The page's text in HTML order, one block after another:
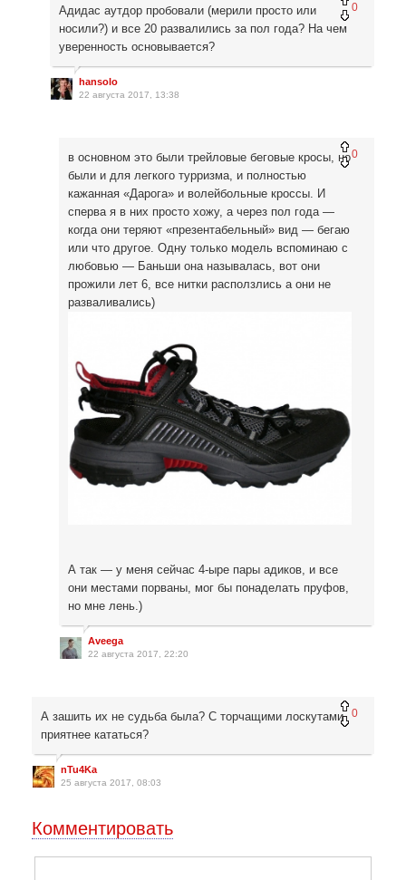
0
Адидас аутдор пробовали (мерили просто или
носили?) и все 20 развалились за пол года? На чем
уверенность основывается?
hansolo
22 августа 2017, 13:38
0
в основном это были трейловые беговые кросы, но
были и для легкого турризма, и полностью
кажанная «Дарога» и волейбольные кроссы. И
сперва я в них просто хожу, а через пол года —
когда они теряют «презентабельный» вид — бегаю
или что другое. Одну только модель вспоминаю с
любовью — Баньши она называлась, вот они
прожили лет 6, все нитки расползлись а они не
разваливались)
А так — у меня сейчас 4-ыре пары адиков, и все
они местами порваны, мог бы понаделать пруфов,
но мне лень.)
Aveega
22 августа 2017, 22:20
0
А зашить их не судьба была? С торчащими лоскутами
приятнее кататься?
nTu4Ka
25 августа 2017, 08:03
Комментировать